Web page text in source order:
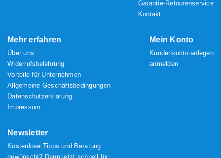
Garantie-Retourenservice
Kontakt
Mehr erfahren
Über uns
Widerrufsbelehrung
Vorteile für Unternehmen
Allgemeine Geschäftsbedingungen
Datenschutzerklärung
Impressum
Mein Konto
Kundenkonto anlegen
anmelden
Newsletter
Kostenlose Tipps und Beratung